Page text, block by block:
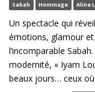
Sabah Hommage Aline
Un spectacle qui
émotions, glamour
l’incomparable
modernité, « Iyam
beaux jours… ceux